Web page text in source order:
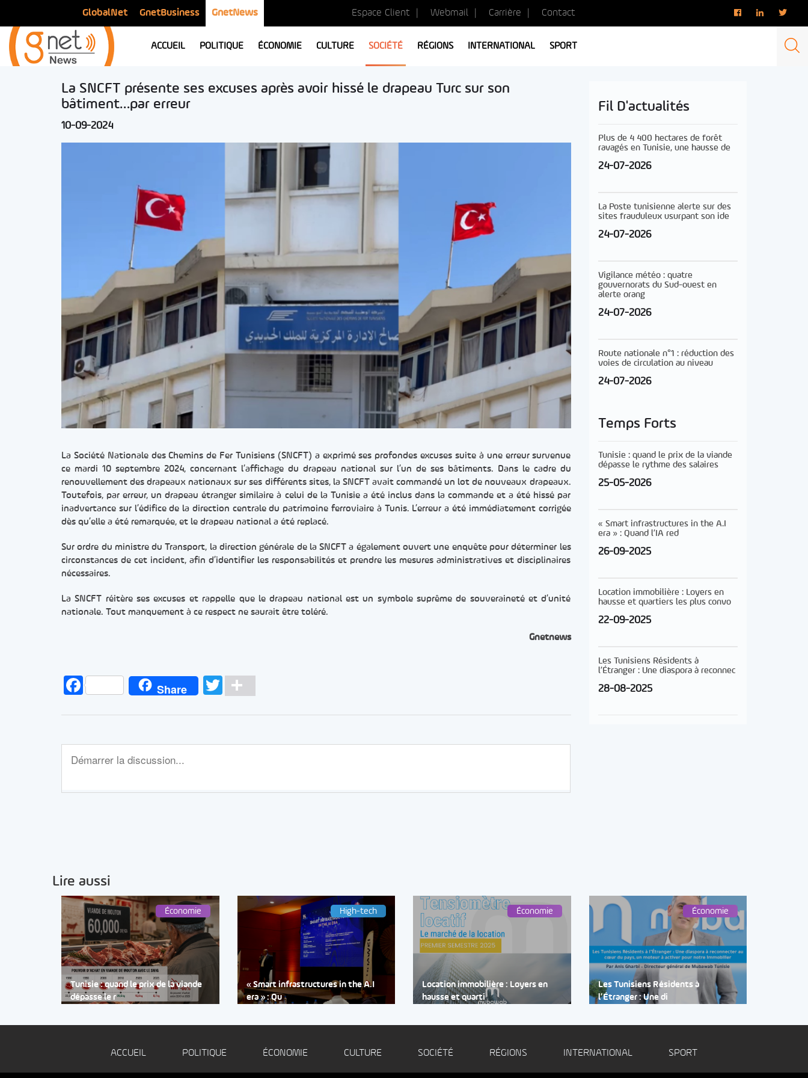
GlobalNet GnetBusiness GnetNews Espace Client Webmail Carrière Contact
ACCUEIL POLITIQUE ÉCONOMIE CULTURE SOCIÉTÉ RÉGIONS INTERNATIONAL SPORT
La SNCFT présente ses excuses après avoir hissé le drapeau Turc sur son
bâtiment…par erreur
10-09-2024
La Société Nationale des Chemins de Fer Tunisiens (SNCFT) a exprimé ses profondes excuses suite à une erreur survenue
ce mardi 10 septembre 2024, concernant l’affichage du drapeau national sur l’un de ses bâtiments. Dans le cadre du
renouvellement des drapeaux nationaux sur ses différents sites, la SNCFT avait commandé un lot de nouveaux drapeaux.
Toutefois, par erreur, un drapeau étranger similaire à celui de la Tunisie a été inclus dans la commande et a été hissé par
inadvertance sur l’édifice de la direction centrale du patrimoine ferroviaire à Tunis. L’erreur a été immédiatement corrigée
dès qu’elle a été remarquée, et le drapeau national a été replacé.
Sur ordre du ministre du Transport, la direction générale de la SNCFT a également ouvert une enquête pour déterminer les
circonstances de cet incident, afin d’identifier les responsabilités et prendre les mesures administratives et disciplinaires
nécessaires.
La SNCFT réitère ses excuses et rappelle que le drapeau national est un symbole suprême de souveraineté et d’unité
nationale. Tout manquement à ce respect ne saurait être toléré.
Gnetnews
FacebookShare TwitterPartager
Fil D'actualités
Plus de 4 400 hectares de forêt
ravagés en Tunisie, une hausse de
24-07-2026
La Poste tunisienne alerte sur des
sites frauduleux usurpant son ide
24-07-2026
Vigilance météo : quatre
gouvernorats du Sud-ouest en
alerte orang
24-07-2026
Route nationale n°1 : réduction des
voies de circulation au niveau
24-07-2026
Temps Forts
Tunisie : quand le prix de la viande
dépasse le rythme des salaires
25-05-2026
« Smart infrastructures in the A.I
era » : Quand l’IA red
26-09-2025
Location immobilière : Loyers en
hausse et quartiers les plus convo
22-09-2025
Les Tunisiens Résidents à
l’Étranger : Une diaspora à reconnec
28-08-2025
Lire aussi
Économie
Tunisie : quand le prix de la viande
dépasse le r
High-tech
« Smart infrastructures in the A.I
era » : Qu
Économie
Location immobilière : Loyers en
hausse et quarti
Économie
Les Tunisiens Résidents à
l’Étranger : Une di
ACCUEIL POLITIQUE ÉCONOMIE CULTURE SOCIÉTÉ RÉGIONS INTERNATIONAL SPORT